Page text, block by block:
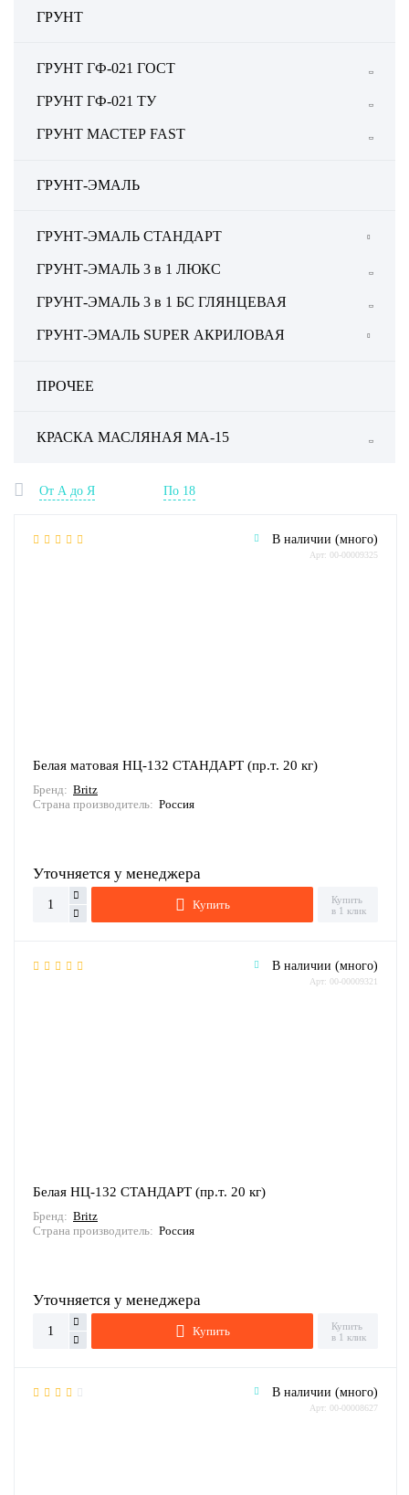
ГРУНТ
ГРУНТ ГФ-021 ГОСТ
ГРУНТ ГФ-021 ТУ
ГРУНТ МАСТЕР FAST
ГРУНТ-ЭМАЛЬ
ГРУНТ-ЭМАЛЬ СТАНДАРТ
ГРУНТ ЭМАЛЬ 3в1 СТАНДАРТ
ГРУНТ-ЭМАЛЬ 3 в 1 ЛЮКС
ГРУНТ-ЭМАЛЬ 3 в 1 БС ГЛЯНЦЕВАЯ
ГРУНТ-ЭМАЛЬ SUPER АКРИЛОВАЯ
ПРОЧЕЕ
КРАСКА МАСЛЯНАЯ МА-15
От А до Я По 18
Белая матовая НЦ-132 СТАНДАРТ (пр.т. 20 кг)
Бренд: Britz
Страна производитель: Россия
В наличии (много)
Арт: 00-00009325
Уточняется у менеджера
Купить
Купить
в 1 клик
Белая НЦ-132 СТАНДАРТ (пр.т. 20 кг)
Бренд: Britz
Страна производитель: Россия
В наличии (много)
Арт: 00-00009321
Уточняется у менеджера
Купить
Купить
в 1 клик
В наличии (много)
Арт: 00-00008627